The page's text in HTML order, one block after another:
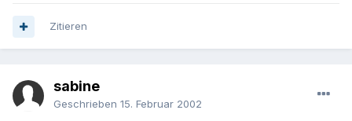
Zitieren
sabine
Geschrieben 15. Februar 2002